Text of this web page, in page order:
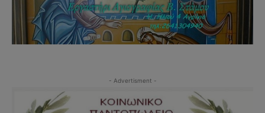
- Advertisment -